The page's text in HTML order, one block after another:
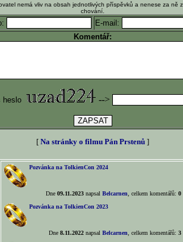
nemá vliv na obsah jednotlivých příspěvků a nenese za
chování.
E-mail:
Komentář:
heslo -->
[ Na stránky o filmu Pán Prstenů ]
Pozvánka na TolkienCon 2024
Dne 09.11.2023napsal Belcarnen , celkem komentářů: 0
Pozvánka na TolkienCon 2023
Dne 8.11.2022napsal Belcarnen , celkem komentářů: 3